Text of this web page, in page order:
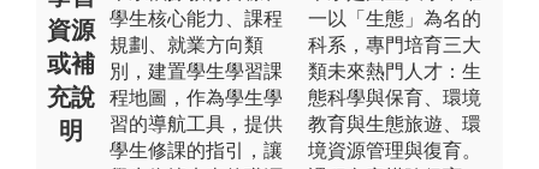
資源
或補
充說
明
學生核心能力、課程
規劃、就業方向類
別，建置學生學習課
程地圖，作為學生學
習的導航工具，提供
學生修課的指引，讓
一以「生態」為名的
科系，專門培育三大
類未來熱門人才：生
態科學與保育、環境
教育與生態旅遊、環
境資源管理與復育。